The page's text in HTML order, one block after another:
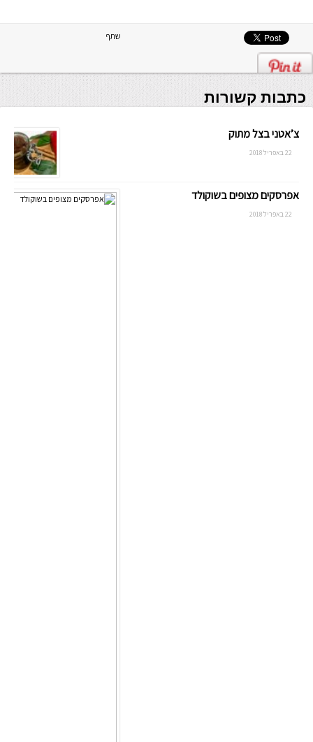
שתף
כתבות קשורות
צ’אטני בצל מתוק
22 באפריל 2018
אפרסקים מצופים בשוקולד
22 באפריל 2018